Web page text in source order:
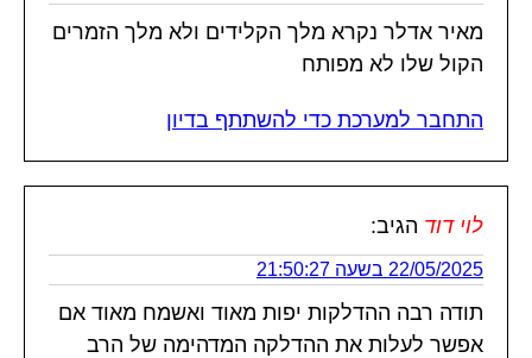
מאיר אדלר נקרא מלך הקלידים ולא מלך הזמרים
הקול שלו לא מפותח
התחבר למערכת כדי להשתתף בדיון
לוי דוד הגיב:
22/05/2025 בשעה 21:50:27
תודה רבה ההדלקות יפות מאוד ואשמח מאוד אם
אפשר לעלות את ההדלקה המדהימה של הרב